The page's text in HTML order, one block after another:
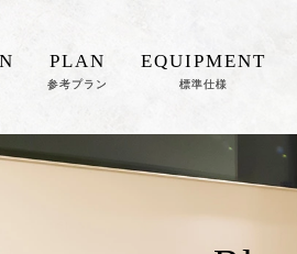
PLAN
参考プラン
EQUIPMENT
標準仕様